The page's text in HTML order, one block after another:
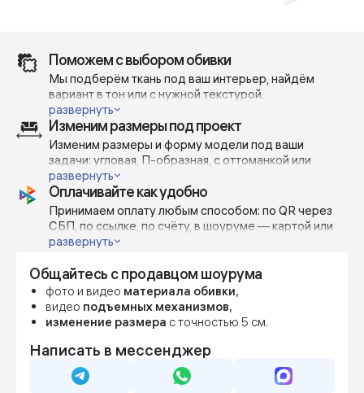
Поможем с выбором обивки
Мы подберём ткань под ваш интерьер, найдём
вариант в тон или с нужной текстурой.
Отправим реальные фото и видео — без фильтров и
при дневном освещении, чтобы вы точно понимали,
как выглядит материал в жизни.
Поможем сделать выбор — с учётом вашей мебели,
проекта или личных предпочтений.
развернуть
Изменим размеры под проект
Изменим размеры и форму модели под ваши
задачи: угловая, П-образная, с оттоманкой или
открытым краем — всё возможно.
Изготавливаем по индивидуальным габаритам с
шагом 5-10 см, чтобы точно вписать диван в
пространство или дизайн-проект.
развернуть
Оплачивайте как удобно
Принимаем оплату любым способом: по QR через
СБП, по ссылке, по счёту, в шоуруме — картой или
наличными.
готовности.
Фиксируем цену сразу, даже если мебель
понадобится позже — чтобы вы были уверены в
бюджете и сроках.
развернуть
Общайтесь с продавцом шоурума
фото и видео материала обивки,
видео подъемных механизмов,
изменение размера с точностью 5 см.
Написать в мессенджер